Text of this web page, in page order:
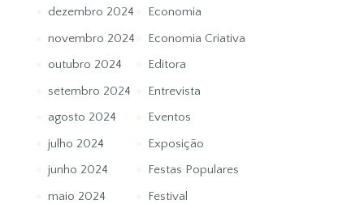
dezembro 2024
novembro 2024
outubro 2024
setembro 2024
agosto 2024
julho 2024
junho 2024
maio 2024
Economia
Economia Criativa
Editora
Entrevista
Eventos
Exposição
Festas Populares
Festival